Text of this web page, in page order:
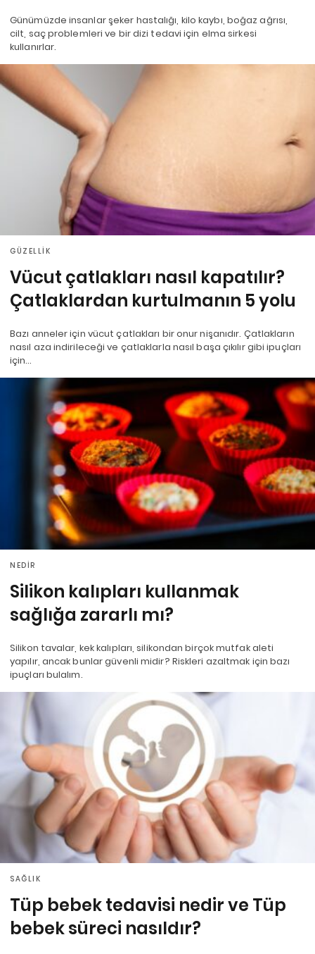
Günümüzde insanlar şeker hastalığı, kilo kaybı, boğaz ağrısı,
cilt, saç problemleri ve bir dizi tedavi için elma sirkesi
kullanırlar.
GÜZELLIK
Vücut çatlakları nasıl kapatılır?
Çatlaklardan kurtulmanın 5 yolu
Bazı anneler için vücut çatlakları bir onur nişanıdır. Çatlakların
nasıl aza indirileceği ve çatlaklarla nasıl başa çıkılır gibi ipuçları
için…
NEDIR
Silikon kalıpları kullanmak
sağlığa zararlı mı?
Silikon tavalar, kek kalıpları, silikondan birçok mutfak aleti
yapılır, ancak bunlar güvenli midir? Riskleri azaltmak için bazı
ipuçları bulalım.
SAĞLIK
Tüp bebek tedavisi nedir ve Tüp
bebek süreci nasıldır?